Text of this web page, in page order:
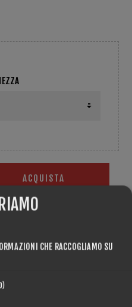
ACQUISTA
CHE RACCOGLIAMO SU